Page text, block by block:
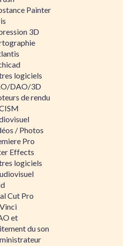
Painter
3D
logiciels
DAO/3D
de rendu
/ Photos
Pro
Effects
logiciels
Cut Pro
et
du son